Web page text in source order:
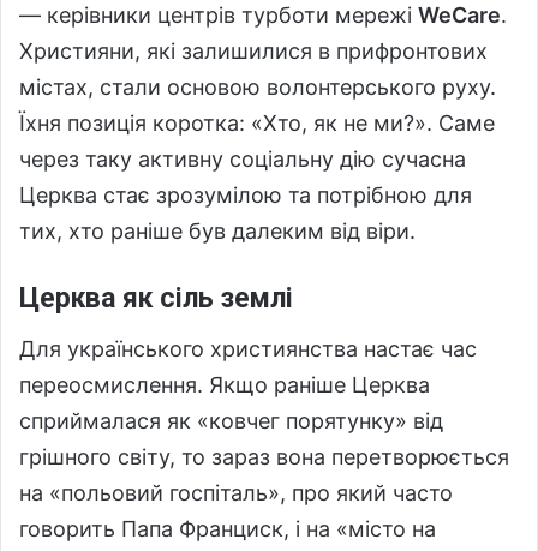
— керівники центрів турботи мережі WeCare.
Християни, які залишилися в прифронтових
містах, стали основою волонтерського руху.
Їхня позиція коротка: «Хто, як не ми?». Саме
через таку активну соціальну дію сучасна
Церква стає зрозумілою та потрібною для
тих, хто раніше був далеким від віри.
Церква як сіль землі
Для українського християнства настає час
переосмислення. Якщо раніше Церква
сприймалася як «ковчег порятунку» від
грішного світу, то зараз вона перетворюється
на «польовий госпіталь», про який часто
говорить Папа Франциск, і на «місто на